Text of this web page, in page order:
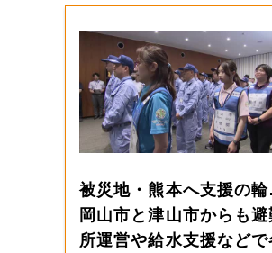
被災地・熊本へ支援の
岡山市と津山市からも避
所運営や給水支援などで